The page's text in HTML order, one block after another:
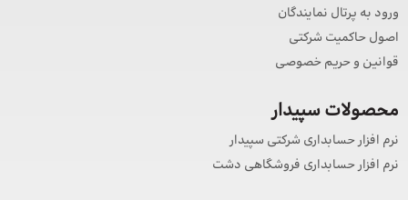
ورود به پرتال نمایندگان
اصول حاکمیت شرکتی
قوانین و حریم خصوصی
محصولات سپیدار
نرم افزار حسابداری شرکتی سپیدار
نرم افزار حسابداری فروشگاهی دشت